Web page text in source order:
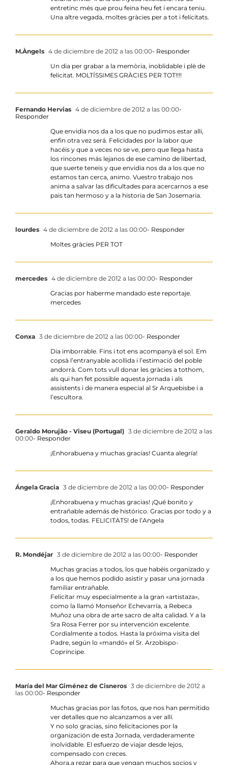
entretinc més que prou feina heu fet i encara teniu.
Una altre vegada, moltes gràcies per a tot i felicitats.
M.Àngels 4 de diciembre de 2012 a las 00:00- Responder
Un dia per grabar a la memòria, inoblidable i plè de
felicitat. MOLTÍSSIMES GRÀCIES PER TOT!!!!
Fernando Hervias 4 de diciembre de 2012 a las 00:00-
Responder
Que envidia nos da a los que no pudimos estar alli,
enfin otra vez será. Felicidades por la labor que
hacéis y que a veces no se ve, pero que llega hasta
los rincones más lejanos de ese camino de libertad,
que suerte teneis y que envidia nos da a los que no
estamos tan cerca, animo. Vuestro trabajo nos
anima a salvar las dificultades para acercarnos a ese
pais tan hermoso y a la historia de San Josemaria.
lourdes 4 de diciembre de 2012 a las 00:00- Responder
Moltes gràcies PER TOT
mercedes 4 de diciembre de 2012 a las 00:00- Responder
Gracias por haberme mandado este reportaje.
mercedes
Conxa 3 de diciembre de 2012 a las 00:00- Responder
Dia imborrable. Fins i tot ens acompanyà el sol. Em
copsà l’entranyable acollida i l’estimació del poble
andorrà. Com tots vull donar les gràcies a tothom,
als qui han fet possible aquesta jornada i als
assistents i de manera especial al Sr Arquebisbe i a
l’escultora.
Geraldo Morujão - Viseu (Portugal) 3 de diciembre de 2012 a las
00:00- Responder
¡Enhorabuena y muchas gracias! Cuanta alegría!
Ángela Gracia 3 de diciembre de 2012 a las 00:00- Responder
¡Enhorabuena y muchas gracias! ¡Qué bonito y
entrañable además de histórico. Gracias por todo y a
todos, todas. FELICITATS! de l’Angela
R. Mondéjar 3 de diciembre de 2012 a las 00:00- Responder
Muchas gracias a todos, los que habéis organizado y
a los que hemos podido asistir y pasar una jornada
familiar entrañable.
Felicitar muy especialmente a la gran «artistaza»,
como la llamó Monseñor Echevarría, a Rebeca
Muñoz una obra de arte sacro de alta calidad. Y a la
Sra Rosa Ferrer por su intervención excelente.
Cordialmente a todos. Hasta la próxima visita del
Padre, según lo «mandó» el Sr. Arzobispo-
Copríncipe.
María del Mar Giménez de Cisneros 3 de diciembre de 2012 a
las 00:00- Responder
Muchas gracias por las fotos, que nos han permitido
ver detalles que no alcanzamos a ver allí.
Y no solo gracias, sino felicitaciones por la
organización de esta Jornada, verdaderamente
inolvidable. El esfuerzo de viajar desde lejos,
compensado con creces.
Ahora,a rezar para que vengan muchos socios y